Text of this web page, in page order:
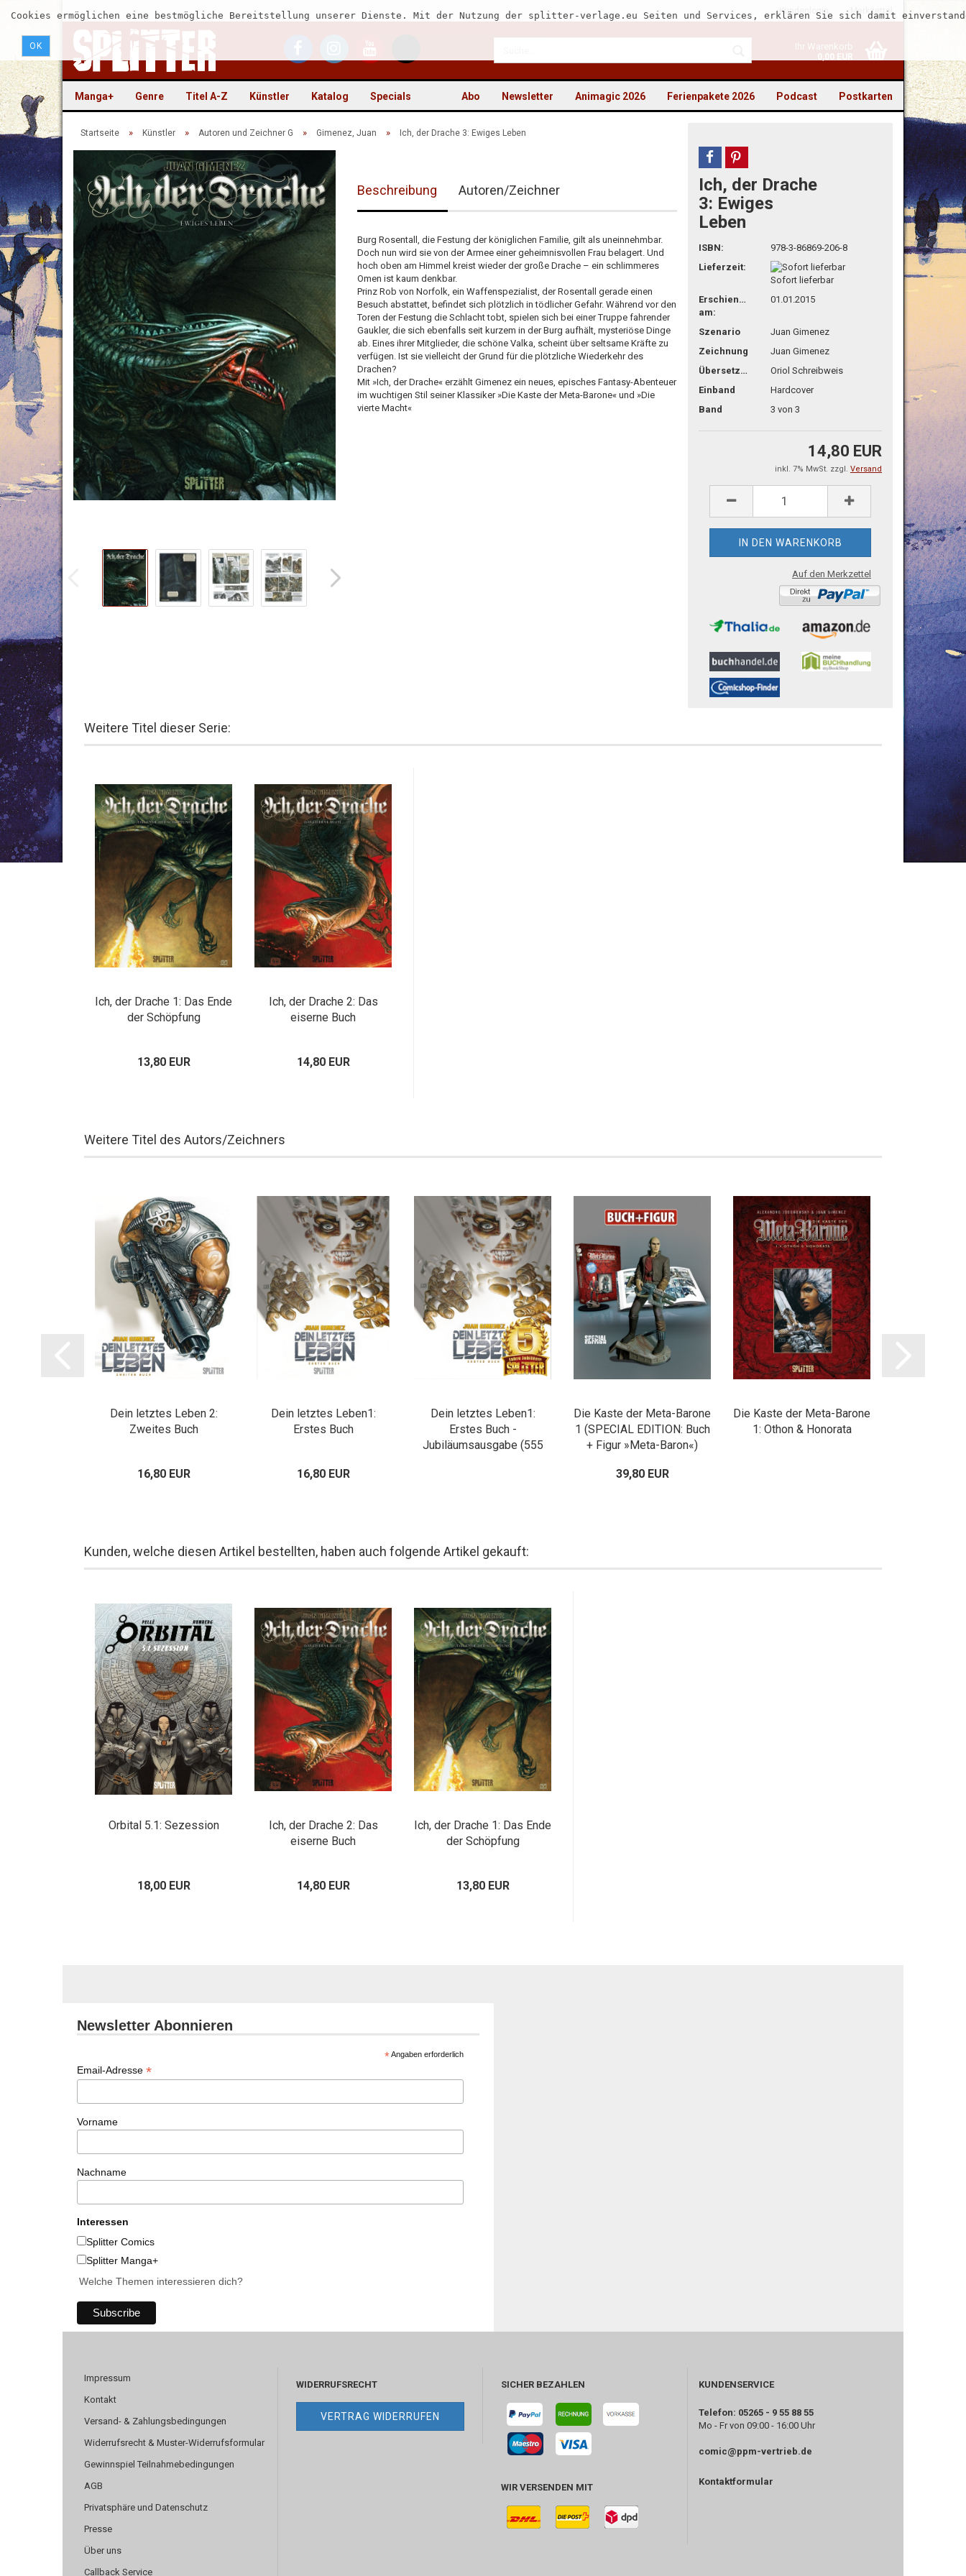
Kundenlogin
Passwort vergessen?
Merkzettel
Ihr Warenkorb
0,00 EUR
Cookies ermöglichen eine bestmögliche Bereitstellung unserer Dienste. Mit der Nutzung der splitter-verlage.eu Seiten und Services, erklären Sie sich damit
OK
Manga+ Genre Titel A-Z Künstler Katalog Specials Postkarten
Podcast
Ferienpakete 2026
Animagic 2026
Newsletter
Abo
Startseite » Künstler » Autoren und Zeichner G » Gimenez, Juan » Ich, der Drache 3: Ewiges Leben
Beschreibung Autoren/Zeichner
Burg Rosentall, die Festung der königlichen Familie, gilt als uneinnehmbar.
Doch nun wird sie von der Armee einer geheimnisvollen Frau belagert. Und
hoch oben am Himmel kreist wieder der große Drache – ein schlimmeres
Omen ist kaum denkbar.
Prinz Rob von Norfolk, ein Waffenspezialist, der Rosentall gerade einen
Besuch abstattet, befindet sich plötzlich in tödlicher Gefahr. Während vor den
Toren der Festung die Schlacht tobt, spielen sich bei einer Truppe fahrender
Gaukler, die sich ebenfalls seit kurzem in der Burg aufhält, mysteriöse Dinge
ab. Eines ihrer Mitglieder, die schöne Valka, scheint über seltsame Kräfte zu
verfügen. Ist sie vielleicht der Grund für die plötzliche Wiederkehr des
Drachen?
Mit »Ich, der Drache« erzählt Gimenez ein neues, episches Fantasy-Abenteuer
im wuchtigen Stil seiner Klassiker »Die Kaste der Meta-Barone« und »Die
vierte Macht«
teilen pin it
Ich, der Drache
3: Ewiges
Leben
ISBN:
978-3-86869-206-8
Lieferzeit:
Sofort lieferbar
Erschienen
am:
01.01.2015
Szenario
Juan Gimenez
Zeichnung
Juan Gimenez
Übersetzg.
Oriol Schreibweis
Einband
Hardcover
Band
3 von 3
14,80 EUR
inkl. 7% MwSt. zzgl. Versand
Auf den Merkzettel
Weitere Titel dieser Serie:
Ich, der Drache 1: Das Ende
der Schöpfung
13,80 EUR
Ich, der Drache 2: Das
eiserne Buch
14,80 EUR
Weitere Titel des Autors/Zeichners
Dein letztes Leben 2:
Zweites Buch
16,80 EUR
Dein letztes Leben1:
Erstes Buch
16,80 EUR
Dein letztes Leben1:
Erstes Buch -
Jubiläumsausgabe (555
Die Kaste der Meta-Barone
1 (SPECIAL EDITION: Buch
+ Figur »Meta-Baron«)
39,80 EUR
Die Kaste der Meta-Barone
1: Othon & Honorata
Kunden, welche diesen Artikel bestellten, haben auch folgende Artikel gekauft:
Orbital 5.1: Sezession
18,00 EUR
Ich, der Drache 2: Das
eiserne Buch
14,80 EUR
Ich, der Drache 1: Das Ende
der Schöpfung
13,80 EUR
Newsletter Abonnieren
*Angaben erforderlich
Email-Adresse *
Vorname
Nachname
Interessen
Splitter Comics
Splitter Manga+
Welche Themen interessieren dich?
Impressum
Kontakt
Versand- & Zahlungsbedingungen
Widerrufsrecht & Muster-Widerrufsformular
Gewinnspiel Teilnahmebedingungen
AGB
Privatsphäre und Datenschutz
Presse
Über uns
Callback Service
WIDERRUFSRECHT
VERTRAG WIDERRUFEN
SICHER BEZAHLEN
WIR VERSENDEN MIT
KUNDENSERVICE
Telefon: 05265 - 9 55 88 55
Mo - Fr von 09:00 - 16:00 Uhr
comic@ppm-vertrieb.de
Kontaktformular